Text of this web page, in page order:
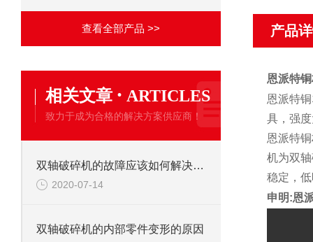
查看全部产品 >>
相关文章 · ARTICLES
致力于成为合格的解决方案供应商！
双轴破碎机的故障应该如何解决呢？
2020-07-14
双轴破碎机的内部零件变形的原因
产品
恩派特
恩派特
具，强
恩派特
机为双
稳定，
申明:恩